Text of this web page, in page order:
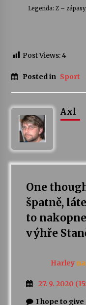
Legenda: Z –
Post Views:4
Posted in Sport
Axl
One
špatně,
to
výhře
Harley
27. 9. 2020
I hope to